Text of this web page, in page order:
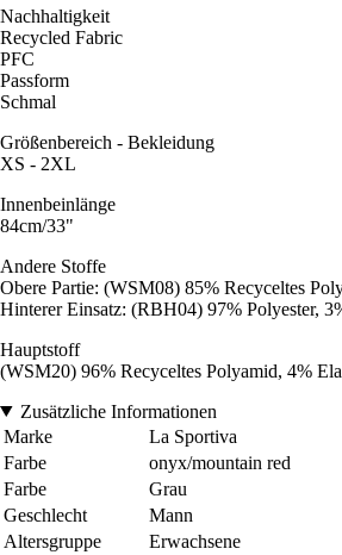
Nachhaltigkeit
Recycled Fabric
PFC
Passform
Schmal
Größenbereich - Bekleidung
XS - 2XL
Innenbeinlänge
84cm/33"
Andere Stoffe
Obere Partie: (WSM08) 85% Recyceltes
Hinterer Einsatz: (RBH04) 97% Polyester,
Hauptstoff
(WSM20) 96% Recyceltes Polyamid, 4%
Zusätzliche Informationen
Marke
La Sportiva
Farbe
onyx/mountain red
Farbe
Grau
Geschlecht
Mann
Altersgruppe
Erwachsene